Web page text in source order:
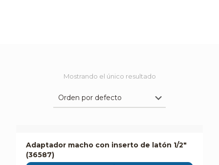
Mostrando el único resultado
Adaptador macho con inserto de latón 1/2″
(36587)